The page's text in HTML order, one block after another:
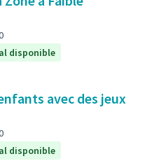
disponible
avec des jeux
disponible